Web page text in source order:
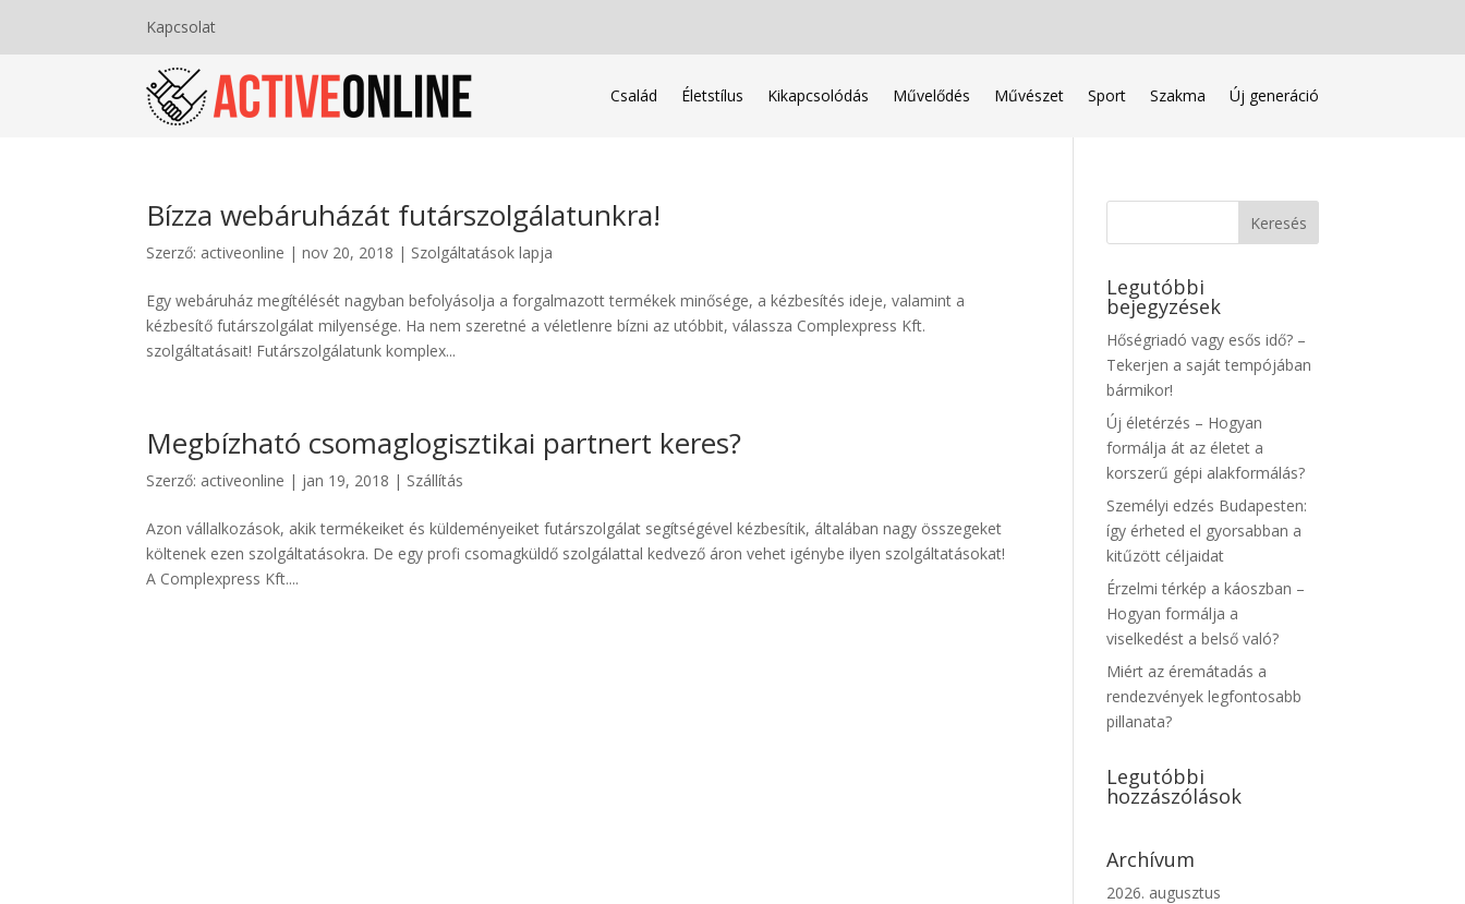
Kapcsolat
Család Életstílus Kikapcsolódás Művelődés Művészet Sport Szakma Új generáció
Bízza webáruházát futárszolgálatunkra!
Szerző: activeonline |nov 20, 2018 | Szolgáltatások lapja
Egy webáruház megítélését nagyban befolyásolja a forgalmazott termékek minősége, a kézbesítés ideje, valamint a
kézbesítő futárszolgálat milyensége. Ha nem szeretné a véletlenre bízni az utóbbit, válassza Complexpress Kft.
szolgáltatásait! Futárszolgálatunk komplex...
Megbízható csomaglogisztikai partnert keres?
Szerző: activeonline | jan 19, 2018 | Szállítás
Azon vállalkozások, akik termékeiket és küldeményeiket futárszolgálat segítségével kézbesítik, általában nagy összegeket
költenek ezen szolgáltatásokra. De egy profi csomagküldő szolgálattal kedvező áron vehet igénybe ilyen szolgáltatásokat!
A Complexpress Kft....
Legutóbbi
bejegyzések
Hőségriadó vagy esős idő? –
Tekerjen a saját tempójában
bármikor!
Új életérzés – Hogyan
formálja át az életet a
korszerű gépi alakformálás?
Személyi edzés Budapesten:
így érheted el gyorsabban a
kitűzött céljaidat
Érzelmi térkép a káoszban –
Hogyan formálja a
viselkedést a belső való?
Miért az éremátadás a
rendezvények legfontosabb
pillanata?
Legutóbbi
hozzászólások
Archívum
2026. augusztus